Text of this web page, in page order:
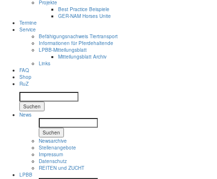
Projekte
Best Practice Beispiele
GER-NAM Horses Unite
Termine
Service
Befähigungsnachweis Tiertransport
Informationen für Pferdehaltende
LPBB-Mitteilungsblatt
Mitteilungsblatt Archiv
Links
FAQ
Shop
RuZ
Suchen
News
Suchen
Newsarchive
Stellenangebote
Impressum
Datenschutz
REITEN und ZUCHT
LPBB